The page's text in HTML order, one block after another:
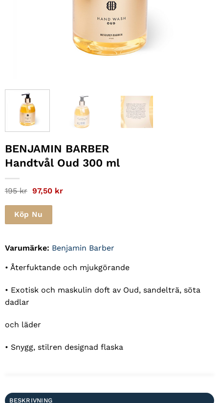
BENJAMIN BARBER
Handtvål Oud 300 ml
195kr Det
ursprungliga
priset
var:
195 kr.
97,50 krDet
Köp Nu
Varumärke: Benjamin Barber
• Återfuktande och mjukgörande
• Exotisk och maskulin doft av Oud, sandelträ, söta
dadlar
och läder
• Snygg, stilren designad flaska
BESKRIVNING